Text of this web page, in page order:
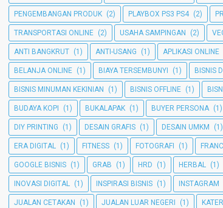
PENGEMBANGAN PRODUK (2) PLAYBOX PS3 PS4 (2)
TRANSPORTASI ONLINE (2) USAHA SAMPINGAN (2)
ANTI BANGKRUT (1) ANTI-USANG (1) APLIKASI ONLINE
BELANJA ONLINE (1) BIAYA TERSEMBUNYI (1) BISNIS
BISNIS MINUMAN KEKINIAN (1) BISNIS OFFLINE (1)
BUDAYA KOPI (1) BUKALAPAK (1) BUYER PERSONA (1)
DIY PRINTING (1) DESAIN GRAFIS (1) DESAIN UMKM (1)
ERA DIGITAL (1) FITNESS (1) FOTOGRAFI (1)
GOOGLE BISNIS (1) GRAB (1) HRD (1) HERBAL (1)
INOVASI DIGITAL (1) INSPIRASI BISNIS (1) INSTAGRAM
JUALAN CETAKAN (1) JUALAN LUAR NEGERI (1)